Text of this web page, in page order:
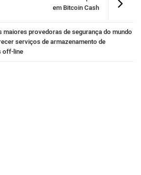
em Bitcoin Cash
maiores provedoras de segurança do mundo
serviços de armazenamento de
off-line